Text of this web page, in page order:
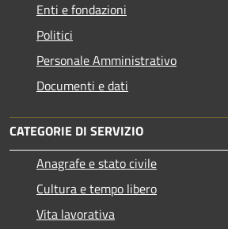
Enti e fondazioni
Politici
Personale Amministrativo
Documenti e dati
CATEGORIE DI SERVIZIO
Anagrafe e stato civile
Cultura e tempo libero
Vita lavorativa